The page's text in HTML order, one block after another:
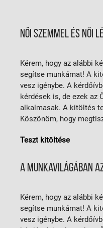
NŐI SZEMMEL ÉS NŐI
Kérem, hogy az alábbi
segítse munkámat! A
vesz igénybe. A
kérdések is, de ezek az
alkalmasak. A kitöltés
Köszönöm, hogy
Teszt kitöltése
A MUNKAVILÁGÁBAN
Kérem, hogy az alábbi
segítse munkámat! A
vesz igénybe. A